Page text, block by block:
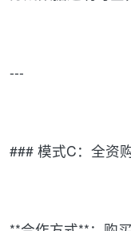
---
### 模式C：全资